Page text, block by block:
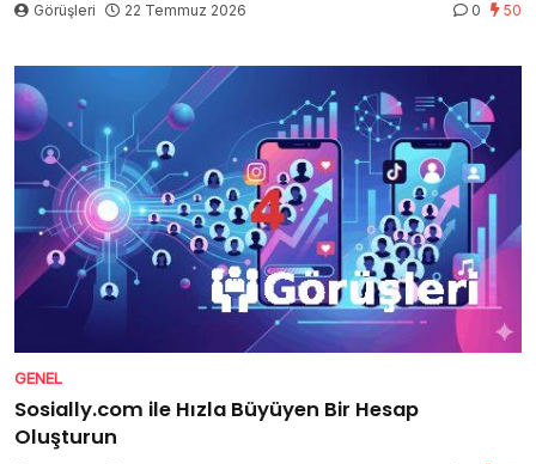
Görüşleri 22 Temmuz 2026 0 50
GENEL
Sosially.com ile Hızla Büyüyen Bir Hesap
Oluşturun